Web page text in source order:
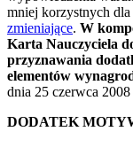
mniej korzystnych
zmieniające. W
Karta Nauczyciela
przyznawania
elementów
dnia 25 czerwca
DODATEK